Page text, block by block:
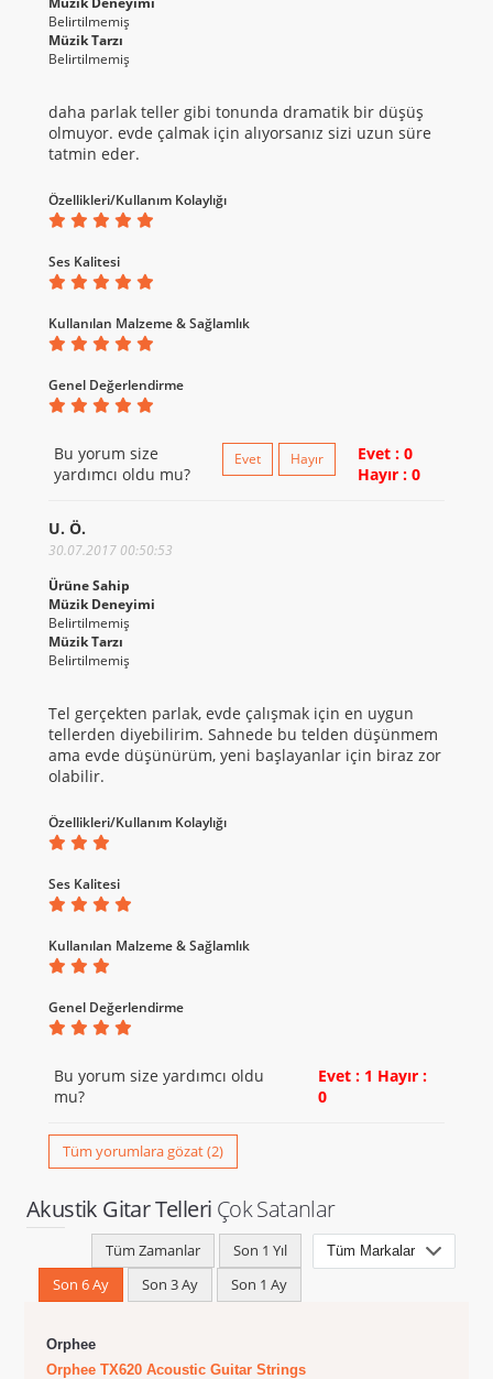
Belirtilmemiş
Müzik Tarzı
Belirtilmemiş
daha parlak teller gibi tonunda dramatik bir düşüş
olmuyor. evde çalmak için alıyorsanız sizi uzun süre
tatmin eder.
Özellikleri/Kullanım Kolaylığı
Ses Kalitesi
Kullanılan Malzeme & Sağlamlık
Genel Değerlendirme
Bu yorum size
yardımcı oldu mu?
Evet Hayır
Evet : 0
Hayır : 0
U. Ö.
30.07.2017 00:50:53
Ürüne Sahip
Müzik Deneyimi
Belirtilmemiş
Müzik Tarzı
Belirtilmemiş
Tel gerçekten parlak, evde çalışmak için en uygun
tellerden diyebilirim. Sahnede bu telden düşünmem
ama evde düşünürüm, yeni başlayanlar için biraz zor
olabilir.
Özellikleri/Kullanım Kolaylığı
Ses Kalitesi
Kullanılan Malzeme & Sağlamlık
Genel Değerlendirme
Bu yorum size yardımcı oldu
mu?
Evet : 1 Hayır :
0
Tüm yorumlara gözat (2)
Akustik Gitar Telleri Çok Satanlar
Tüm Zamanlar
Son 1 Yıl
Son 6 Ay
Son 3 Ay Son 1 Ay
Orphee
Orphee TX620 Acoustic Guitar Strings